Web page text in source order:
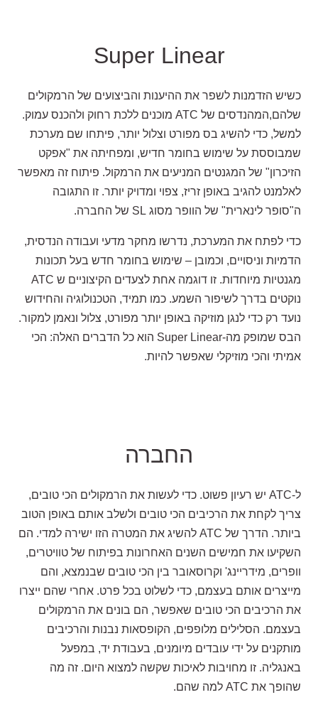
Super Linear
כשיש הזדמנות לשפר את ההיענות והביצועים של הרמקולים
שלהם,המהנדסים של ATC מוכנים ללכת רחוק ולהכנס עמוק.
למשל, כדי להשיג בס מפורט וצלול יותר, פיתחו שם מערכת
שמבוססת על שימוש בחומר חדיש, ומפחיתה את "אפקט
הזיכרון" של המגנטים המניעים את הרמקול. פיתוח זה מאפשר
לאלמנט להגיב באופן זריז, צפוי ומדויק יותר. זו התגובה
ה"סופר לינארית" של הוופר מסוג SL של החברה.
כדי לפתח את המערכת, נדרשו מחקר מדעי ועבודה הנדסית,
הדמיות וניסויים, וכמובן – שימוש בחומר חדש בעל תכונות
מגנטיות מיוחדות. זו דוגמה אחת לצעדים הקיצוניים ש ATC
נוקטים בדרך לשיפור השמע. כמו תמיד, הטכנולוגיה והחידוש
נועד רק כדי לנגן מוזיקה באופן יותר מפורט, צלול ונאמן למקור.
הבס שמופק מה-Super Linear הוא כל הדברים האלה: הכי
אמיתי והכי מוזיקלי שאפשר להיות.
החברה
ל-ATC יש רעיון פשוט. כדי לעשות את הרמקולים הכי טובים,
צריך לקחת את הרכיבים הכי טובים ולשלב אותם באופן הטוב
ביותר. הדרך של ATC להשיג את המטרה הזו ישירה למדי. הם
השקיעו את חמישים השנים האחרונות בפיתוח של טוויטרים,
וופרים, מידריינג' וקרוסאובר בין הכי טובים שבנמצא, והם
מייצרים אותם בעצמם, כדי לשלוט בכל פרט. אחרי שהם ייצרו
את הרכיבים הכי טובים שאפשר, הם בונים את הרמקולים
בעצמם. הסלילים מלופפים, הקופסאות נבנות והרכיבים
מותקנים על ידי עובדים מיומנים, בעבודת יד, במפעל
באנגליה. זו מחויבות לאיכות שקשה למצוא היום. זה מה
שהופך את ATC למה שהם.